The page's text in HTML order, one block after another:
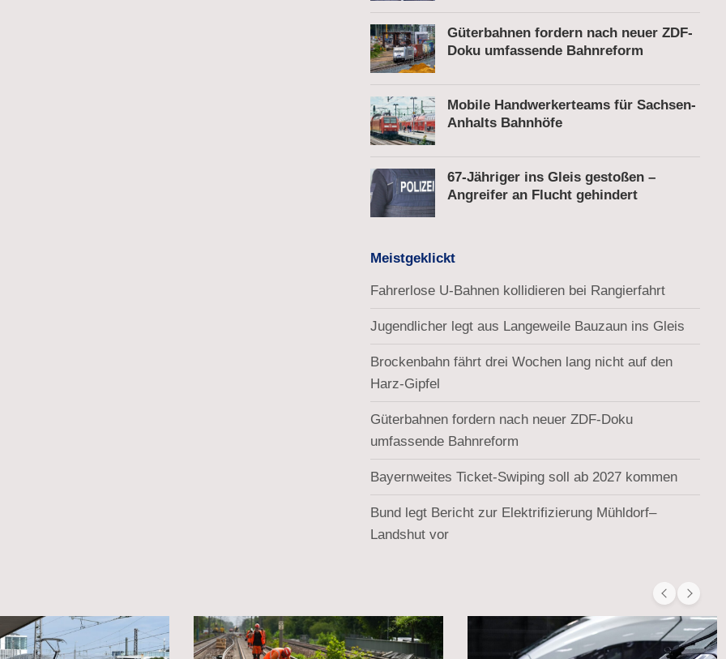
Güterbahnen fordern nach neuer ZDF-
Doku umfassende Bahnreform
Mobile Handwerkerteams für Sachsen-
Anhalts Bahnhöfe
67-Jähriger ins Gleis gestoßen –
Angreifer an Flucht gehindert
Meistgeklickt
Fahrerlose U-Bahnen kollidieren bei Rangierfahrt
Jugendlicher legt aus Langeweile Bauzaun ins Gleis
Brockenbahn fährt drei Wochen lang nicht auf den
Harz-Gipfel
Güterbahnen fordern nach neuer ZDF-Doku
umfassende Bahnreform
Bayernweites Ticket-Swiping soll ab 2027 kommen
Bund legt Bericht zur Elektrifizierung Mühldorf–
Landshut vor